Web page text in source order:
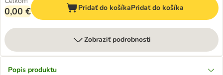
0,00 € Pridať do košíkaPridať do košíka
Zobraziť podrobnosti
Popis produktu